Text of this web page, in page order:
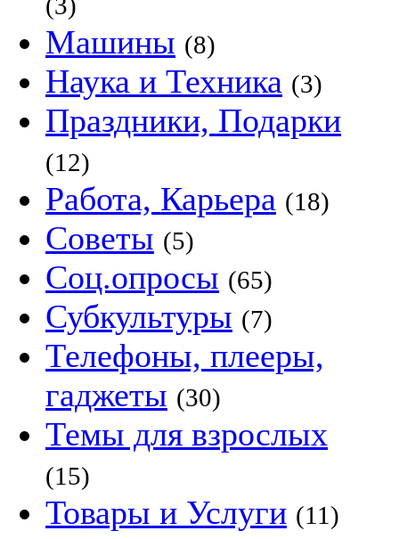
Машины (8)
Наука и Техника (3)
Праздники, Подарки
(12)
Работа, Карьера (18)
Советы (5)
Соц.опросы (65)
Субкультуры (7)
Телефоны, плееры,
гаджеты (30)
Темы для взрослых
(15)
Товары и Услуги (11)